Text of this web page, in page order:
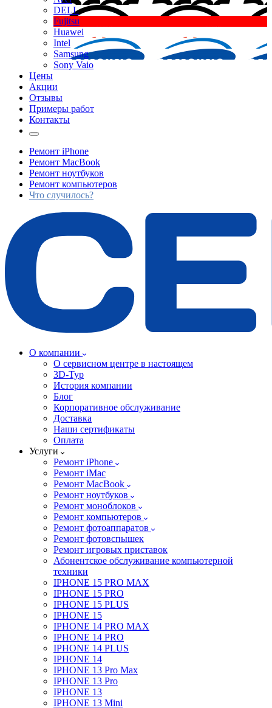
DELL
Fujitsu
Huawei
Intel
Samsung
Sony Vaio
Цены
Акции
Отзывы
Примеры работ
Контакты
Ремонт iPhone
Ремонт MacBook
Ремонт ноутбуков
Ремонт компьютеров
Что случилось?
О компании
О сервисном центре в настоящем
3D-Тур
История компании
Блог
Корпоративное обслуживание
Доставка
Наши сертификаты
Оплата
Услуги
Ремонт iPhone
Ремонт iMac
Ремонт MacBook
Ремонт ноутбуков
Ремонт моноблоков
Ремонт компьютеров
Ремонт фотоаппаратов
Ремонт фотовспышек
Ремонт игровых приставок
Абонентское обслуживание компьютерной
техники
IPHONE 15 PRO MAX
IPHONE 15 PRO
IPHONE 15 PLUS
IPHONE 15
IPHONE 14 PRO MAX
IPHONE 14 PRO
IPHONE 14 PLUS
IPHONE 14
IPHONE 13 Pro Max
IPHONE 13 Pro
IPHONE 13
IPHONE 13 Mini